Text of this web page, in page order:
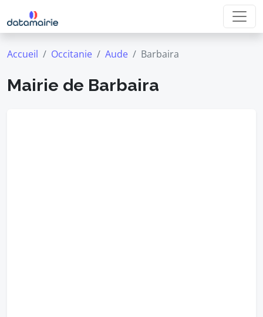
Accueil Occitanie Aude Barbaira
Mairie de Barbaira